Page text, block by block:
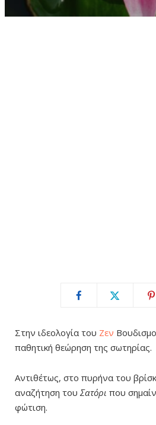
Στην ιδεολογία του Ζεν
παθητική θεώρηση της σωτηρίας.
Αντιθέτως, στο πυρήνα του
αναζήτηση τουΣατόρι που
φώτιση.